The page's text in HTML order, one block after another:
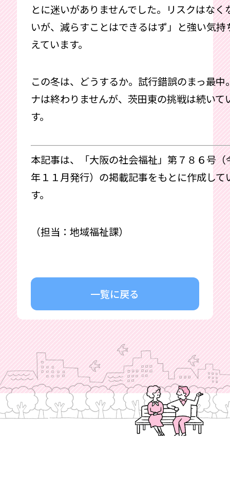
とに迷いがありませんでした。リスクはなく
いが、減らすことはできるはず」と強い気持
えています。
この冬は、どうするか。試行錯誤のまっ最中
ナは終わりませんが、茨田東の挑戦は続いて
す。
本記事は、「大阪の社会福祉」第７８６号（
年１１月発行）の掲載記事をもとに作成して
す。
（担当：地域福祉課）
一覧に戻る